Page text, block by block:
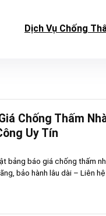
Dịch Vụ Chống
Chống Thấm
Uy Tín
bảng báo giá chống thấm
bảo hành lâu dài – Liên hệ